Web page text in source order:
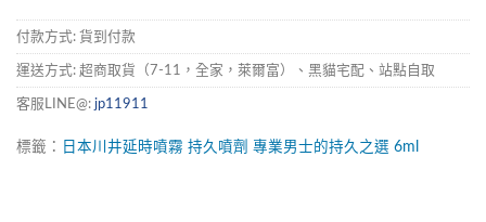
付款方式: 貨到付款
運送方式: 超商取貨（7-11，全家，萊爾富）、黑貓宅配、站點自取
客服LINE@: jp11911
標籤： 日本川井延時噴霧 持久噴劑 專業男士的持久之選 6ml